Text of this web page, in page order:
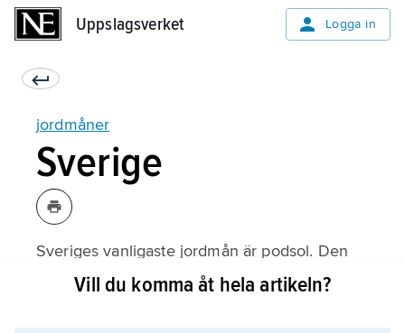
Uppslagsverket Logga in
jordmåner
Sverige
Sveriges vanligaste jordmån är podsol. Den
utvecklas i områden med urberg och barrskog
Vill du komma åt hela artikeln?